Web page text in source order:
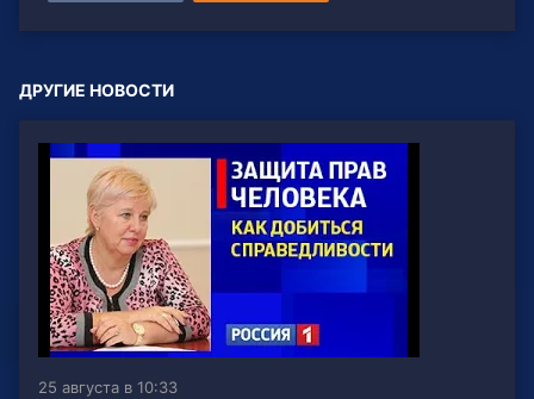
ДРУГИЕ НОВОСТИ
25 августа в 10:33